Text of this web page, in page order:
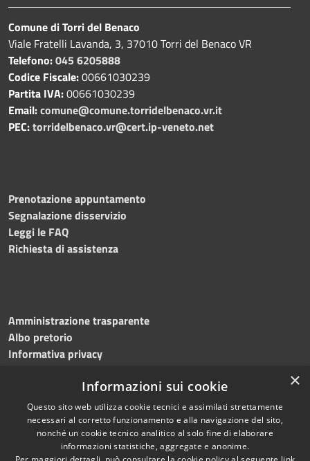
Comune di Torri del Benaco
Viale Fratelli Lavanda, 3, 37010 Torri del Benaco VR
Telefono:045 6205888
Codice Fiscale:00661030239
Partita IVA:00661030239
Email:comune@comune.torridelbenaco.vr.it
PEC:torridelbenaco.vr@cert.ip-veneto.net
Prenotazione appuntamento
Segnalazione disservizio
Leggi le FAQ
Richiesta di assistenza
Amministrazione trasparente
Albo pretorio
Informativa privacy
Dichiarazione di accessibilità
RSS Copyright © 2023 •
×
Informazioni sui cookie
Questo sito web utilizza cookie tecnici e assimilati strettamente
necessari al corretto funzionamento e alla navigazione del sito,
nonché un cookie tecnico analitico al solo fine di elaborare
informazioni statistiche, aggregate e anonime.